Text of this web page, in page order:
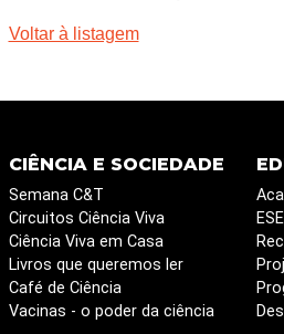
Voltar à listagem
CIÊNCIA E SOCIEDADE
Semana C&T
Circuitos Ciência Viva
Ciência Viva em Casa
Livros que queremos ler
Café de Ciência
Vacinas - o poder da ciência